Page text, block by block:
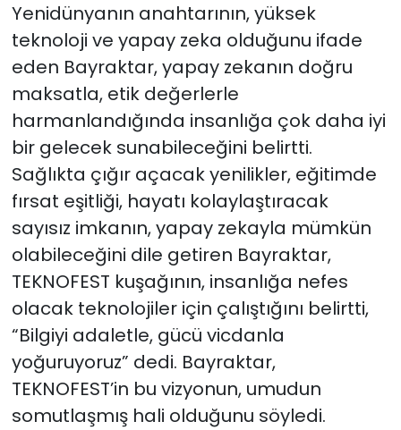
Yenidünyanın anahtarının, yüksek
teknoloji ve yapay zeka olduğunu ifade
eden Bayraktar, yapay zekanın doğru
maksatla, etik değerlerle
harmanlandığında insanlığa çok daha iyi
bir gelecek sunabileceğini belirtti.
Sağlıkta çığır açacak yenilikler, eğitimde
fırsat eşitliği, hayatı kolaylaştıracak
sayısız imkanın, yapay zekayla mümkün
olabileceğini dile getiren Bayraktar,
TEKNOFEST kuşağının, insanlığa nefes
olacak teknolojiler için çalıştığını belirtti,
“Bilgiyi adaletle, gücü vicdanla
yoğuruyoruz” dedi. Bayraktar,
TEKNOFEST’in bu vizyonun, umudun
somutlaşmış hali olduğunu söyledi.